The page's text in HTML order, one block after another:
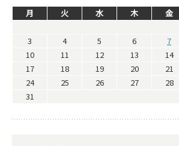
月 火 水 木 金
3
4 5 6 7
10
11 12 13 14
17
18 19 20 21
24
25 26 27 28
31